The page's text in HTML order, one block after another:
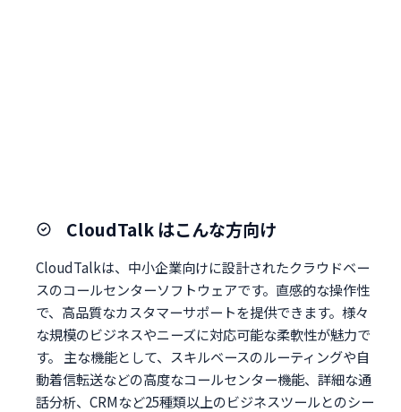
CloudTalk はこんな方向け
CloudTalkは、中小企業向けに設計されたクラウドベー
スのコールセンターソフトウェアです。直感的な操作性
で、高品質なカスタマーサポートを提供できます。様々
な規模のビジネスやニーズに対応可能な柔軟性が魅力で
す。 主な機能として、スキルベースのルーティングや自
動着信転送などの高度なコールセンター機能、詳細な通
話分析、CRMなど25種類以上のビジネスツールとのシー